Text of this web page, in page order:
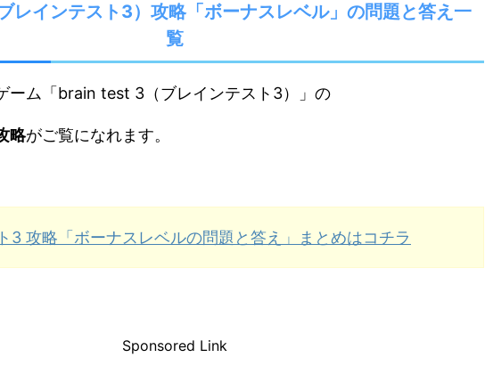
インテスト3）攻略「ボーナスレベル」の問題と答え一
覧
ーム「brain test 3（ブレインテスト3）」の
略がご覧になれます。
3 攻略「ボーナスレベルの問題と答え」まとめはコチラ
Sponsored Link